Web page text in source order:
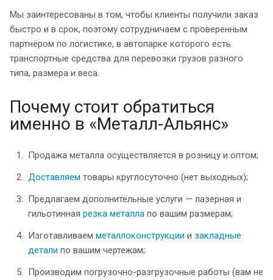
Мы заинтересованы в том, чтобы клиенты получили заказ
быстро и в срок, поэтому сотрудничаем с проверенным
партнёром по логистике, в автопарке которого есть
транспортные средства для перевозки грузов разного
типа, размера и веса.
Почему стоит обратиться
именно в «Металл-Альянс»
Продажа металла осуществляется в розницу и оптом;
Доставляем товары круглосуточно (нет выходных);
Предлагаем дополнительные услуги — лазерная и
гильотинная резка металла по вашим размерам;
Изготавливаем металлоконструкции и закладные
детали по вашим чертежам;
Производим погрузочно-разгрузочные работы (вам не